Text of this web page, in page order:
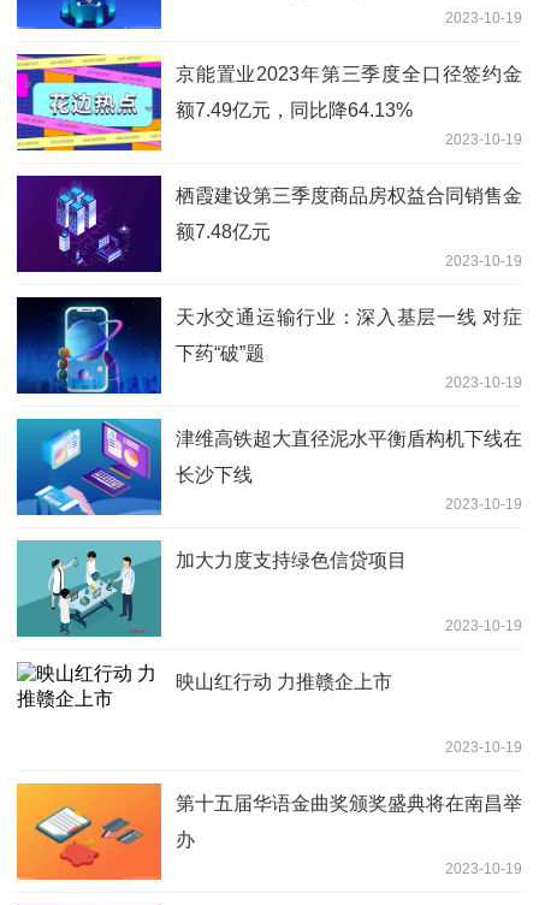
2023-10-19
京能置业2023年第三季度全口径签约金
额7.49亿元，同比降64.13%
2023-10-19
栖霞建设第三季度商品房权益合同销售金
额7.48亿元
2023-10-19
天水交通运输行业：深入基层一线 对症
下药“破”题
2023-10-19
津维高铁超大直径泥水平衡盾构机下线在
长沙下线
2023-10-19
加大力度支持绿色信贷项目
2023-10-19
映山红行动 力推赣企上市
2023-10-19
第十五届华语金曲奖颁奖盛典将在南昌举
办
2023-10-19